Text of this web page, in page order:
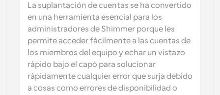
La suplantación de cuentas se ha convertido
en una herramienta esencial para los
administradores de Shimmer porque les
permite acceder fácilmente a las cuentas de
los miembros del equipo y echar un vistazo
rápido bajo el capó para solucionar
rápidamente cualquier error que surja debido
a cosas como errores de disponibilidad o